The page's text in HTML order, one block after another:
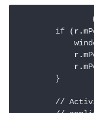
if
        }
//